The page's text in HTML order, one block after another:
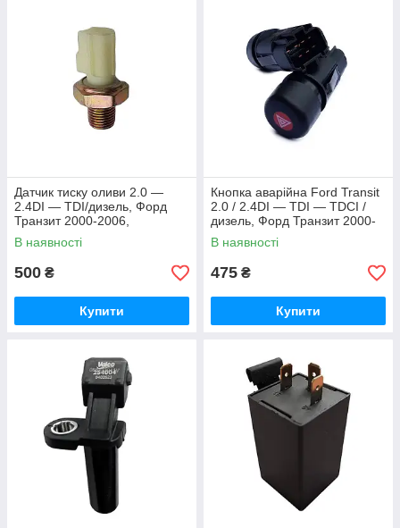
Датчик тиску оливи 2.0 —
2.4DI — TDI/дизель, Форд
Транзит 2000-2006,
98AB9278CA / 1095149
В наявності
500 ₴
Купити
Кнопка аварійна Ford Transit
2.0 / 2.4DI — TDI — TDCI /
дизель, Форд Транзит 2000-
2006, 97KG13A350AC/
1036554
В наявності
475 ₴
Купити